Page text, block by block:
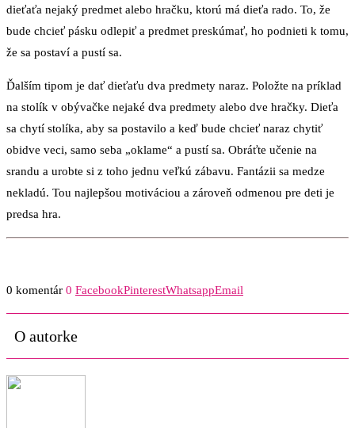
dieťaťa nejaký predmet alebo hračku, ktorú má dieťa rado. To, že
bude chcieť pásku odlepiť a predmet preskúmať, ho podnieti k tomu,
že sa postaví a pustí sa.
Ďalším tipom je dať dieťaťu dva predmety naraz. Položte na príklad
na stolík v obývačke nejaké dva predmety alebo dve hračky. Dieťa
sa chytí stolíka, aby sa postavilo a keď bude chcieť naraz chytiť
obidve veci, samo seba „oklame“ a pustí sa. Obráťte učenie na
srandu a urobte si z toho jednu veľkú zábavu. Fantázii sa medze
nekladú. Tou najlepšou motiváciou a zároveň odmenou pre deti je
predsa hra.
0 komentár 0 FacebookPinterestWhatsappEmail
O autorke